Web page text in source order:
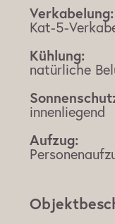
Verkabelung:
Kat-5-
Kühlung:
natürliche
innenliegend
Aufzug: